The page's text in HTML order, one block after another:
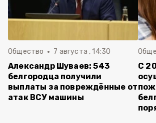
Общество 7 августа , 14:30
Александр Шуваев: 543
белгородца получили
выплаты за повреждённые от
атак ВСУ машины
С